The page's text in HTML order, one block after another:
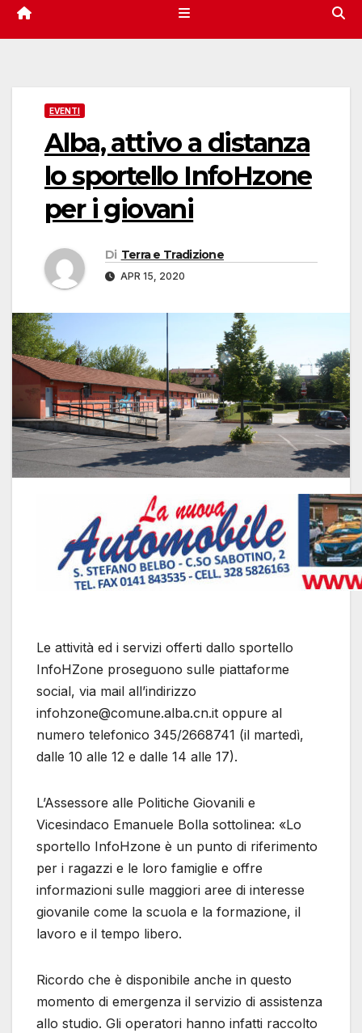
EVENTI
Alba, attivo a distanza
lo sportello InfoHzone
per i giovani
Di Terra e Tradizione
APR 15, 2020
Le attività ed i servizi offerti dallo sportello
InfoHZone proseguono sulle piattaforme
social, via mail all’indirizzo
infohzone@comune.alba.cn.it oppure al
numero telefonico 345/2668741 (il martedì,
dalle 10 alle 12 e dalle 14 alle 17).
L’Assessore alle Politiche Giovanili e
Vicesindaco Emanuele Bolla sottolinea: «Lo
sportello InfoHzone è un punto di riferimento
per i ragazzi e le loro famiglie e offre
informazioni sulle maggiori aree di interesse
giovanile come la scuola e la formazione, il
lavoro e il tempo libero.
Ricordo che è disponibile anche in questo
momento di emergenza il servizio di assistenza
allo studio. Gli operatori hanno infatti raccolto